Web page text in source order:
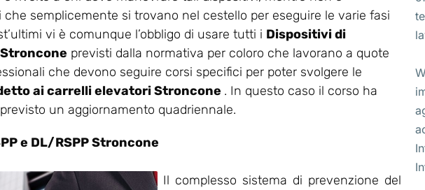
che semplicemente si trovano nel cestello per eseguire le varie fasi
vi è comunque l’obbligo di usare tutti i Dispositivi di
previsti dalla normativa per coloro che lavorano a quote
che devono seguire corsi specifici per poter svolgere le
ai carrelli elevatori Stroncone . In questo caso il corso ha
un aggiornamento quadriennale.
e DL/RSPP Stroncone
Il complesso sistema di prevenzione del